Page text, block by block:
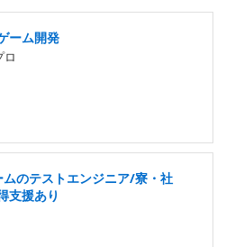
ーム開発
ロ
のテストエンジニア/寮・社
支援あり